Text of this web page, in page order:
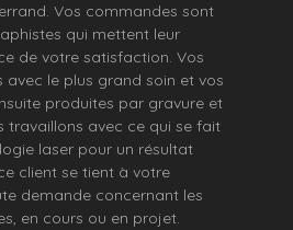
Vos commandes sont
qui mettent leur
de votre satisfaction. Vos
le plus grand soin et vos
produites par gravure et
travaillons avec ce qui se fait
laser pour un résultat
client se tient à votre
demande concernant les
en cours ou en projet.